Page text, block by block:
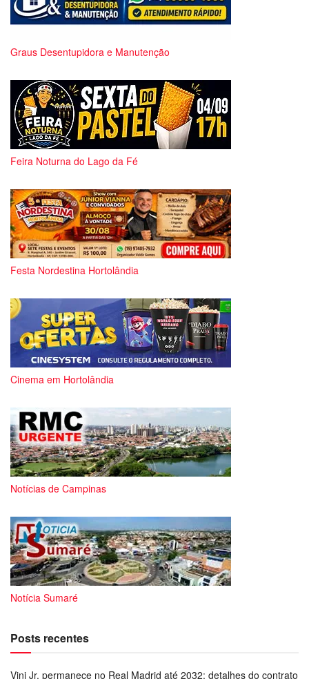
Graus Desentupidora e Manutenção
Feira Noturna do Lago da Fé
Festa Nordestina Hortolândia
Cinema em Hortolândia
Notícias de Campinas
Notícia Sumaré
Posts recentes
Vini Jr. permanece no Real Madrid até 2032: detalhes do contrato